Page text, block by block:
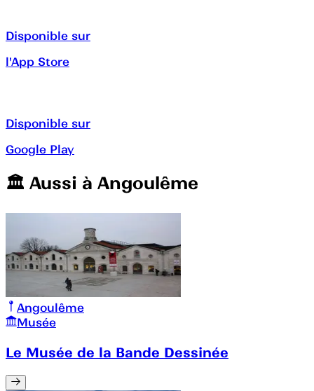
Disponible sur
l'App Store
Disponible sur
Google Play
🏛️️ Aussi à Angoulême
Angoulême
Musée
Le Musée de la Bande Dessinée